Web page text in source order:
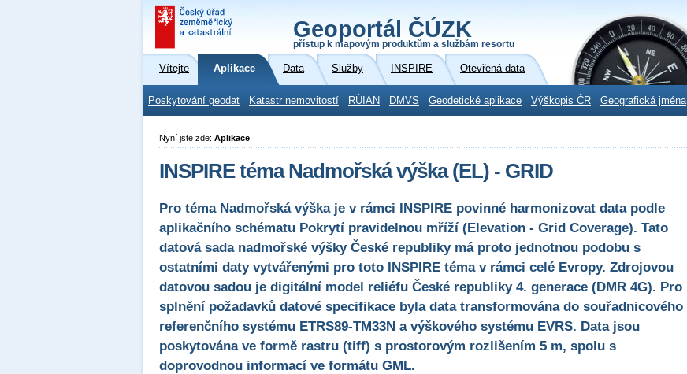
Geoportál ČÚZK
přístup k mapovým produktům a službám resortu
Vítejte Aplikace Data Služby INSPIRE Otevřená data
Poskytování geodat Katastr nemovitostí RÚIAN DMVS Geodetické aplikace Výškopis ČR Geografická jména
Nyní jste zde: Aplikace
INSPIRE téma Nadmořská výška (EL) - GRID
Pro téma Nadmořská výška je v rámci INSPIRE povinné harmonizovat data podle
aplikačního schématu Pokrytí pravidelnou mříží (Elevation - Grid Coverage). Tato
datová sada nadmořské výšky České republiky má proto jednotnou podobu s
ostatními daty vytvářenými pro toto INSPIRE téma v rámci celé Evropy. Zdrojovou
datovou sadou je digitální model reliéfu České republiky 4. generace (DMR 4G). Pro
splnění požadavků datové specifikace byla data transformována do souřadnicového
referenčního systému ETRS89-TM33N a výškového systému EVRS. Data jsou
poskytována ve formě rastru (tiff) s prostorovým rozlišením 5 m, spolu s
doprovodnou informací ve formátu GML.